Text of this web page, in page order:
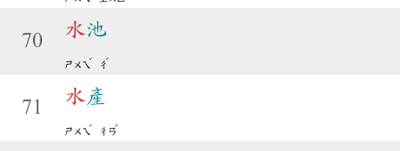
70
水池
ㄕㄨㄟ
ˇ
ㄔ
ˊ
71
水產
ㄕㄨㄟ
ˇ
ㄔㄢ
ˇ